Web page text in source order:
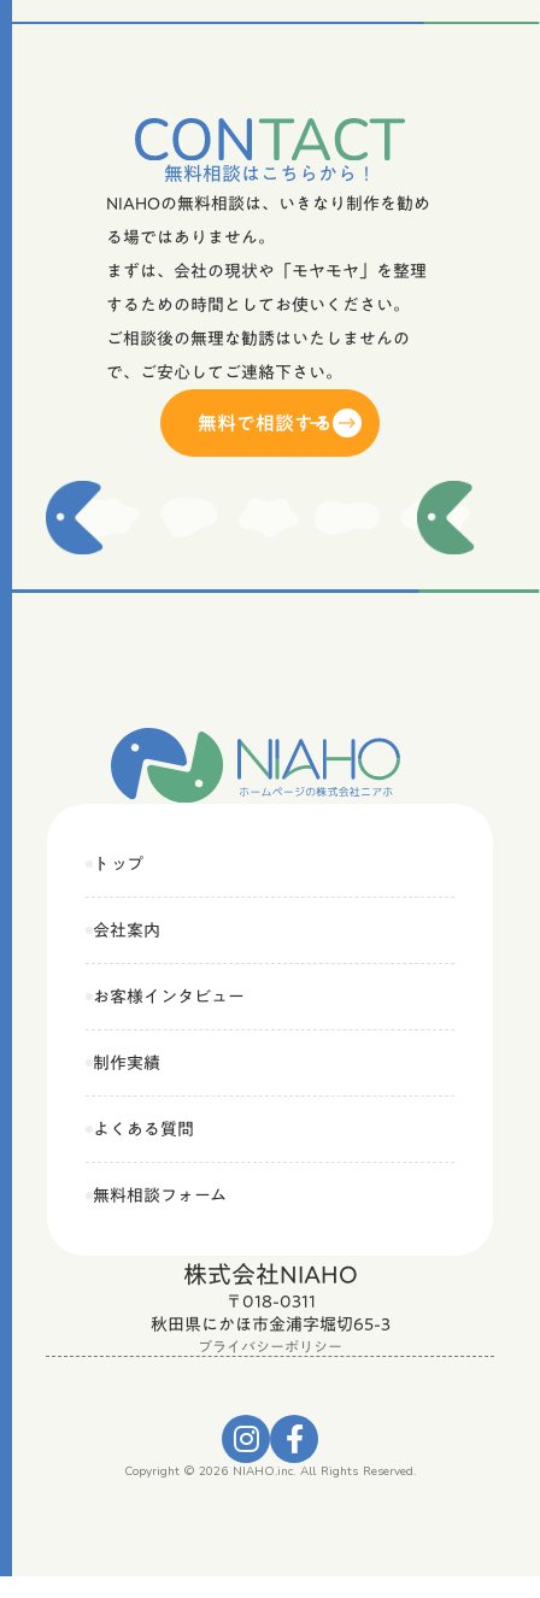
無料相談はこちらから！
NIAHOの無料相談は、いきなり制作を勧め
る場ではありません。
まずは、会社の現状や「モヤモヤ」を整理
するための時間としてお使いください。
ご相談後の無理な勧誘はいたしませんの
で、ご安心してご連絡下さい。
無料で相談する
トップ
会社案内
お客様インタビュー
制作実績
よくある質問
無料相談フォーム
株式会社NIAHO
〒018-0311
秋田県にかほ市金浦字堀切65-3
プライバシーポリシー
Copyright © 2026 NIAHO.inc. All Rights Reserved.